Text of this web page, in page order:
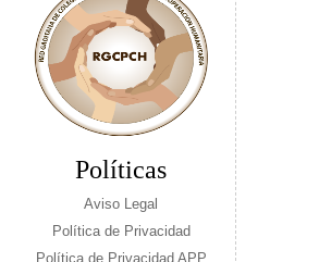
Políticas
Aviso Legal
Política de Privacidad
Política de Privacidad APP